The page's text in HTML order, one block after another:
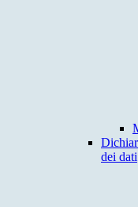
dei dati